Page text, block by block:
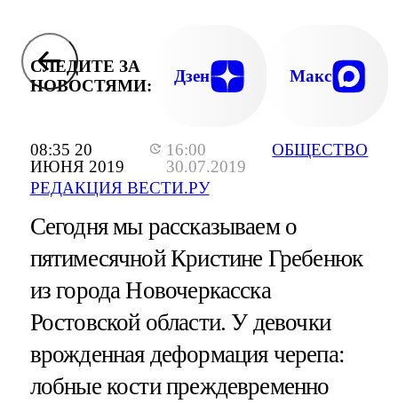
08:35 20
ИЮНЯ 2019
16:00
30.07.2019
РЕДАКЦИЯ ВЕСТИ.РУ
ОБЩЕСТВО
СЛЕДИТЕ ЗА
НОВОСТЯМИ:
Дзен Макс
Сегодня мы рассказываем о
пятимесячной Кристине Гребенюк
из города Новочеркасска
Ростовской области. У девочки
врожденная деформация черепа:
лобные кости преждевременно